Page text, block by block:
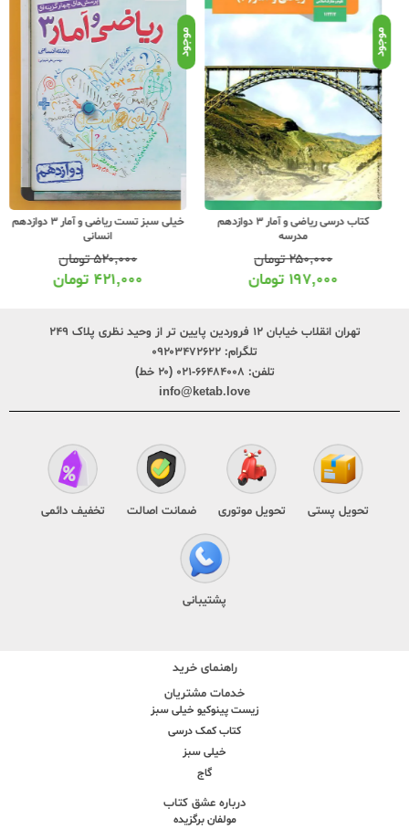
موجود
کتاب درسی ریاضی و آمار 3 دوازدهم
مدرسه
۲۵۰,۰۰۰تومان
۱۹۷,۰۰۰تومان
موجود
خیلی سبز تست ریاضی و آمار 3 دوازدهم
انسانی
۵۲۰,۰۰۰تومان
۴۲۱,۰۰۰تومان
تهران انقلاب خیابان ۱۲ فروردین پایین تر از وحید نظری پلاک ۲۴۹
تلگرام: ۰۹۲۰۳۴۷۲۶۲۲
تلفن: ۶۶۴۸۴۰۰۸-۰۲۱ (۲۰ خط)
info@ketab.love
تحویل پستی تحویل موتوری ضمانت اصالت تخفیف دائمی
پشتیبانی
راهنمای خرید
خدمات مشتریان
زیست پینوکیو خیلی سبز
کتاب کمک درسی
خیلی سبز
گاج
درباره عشق کتاب
مولفان برگزیده